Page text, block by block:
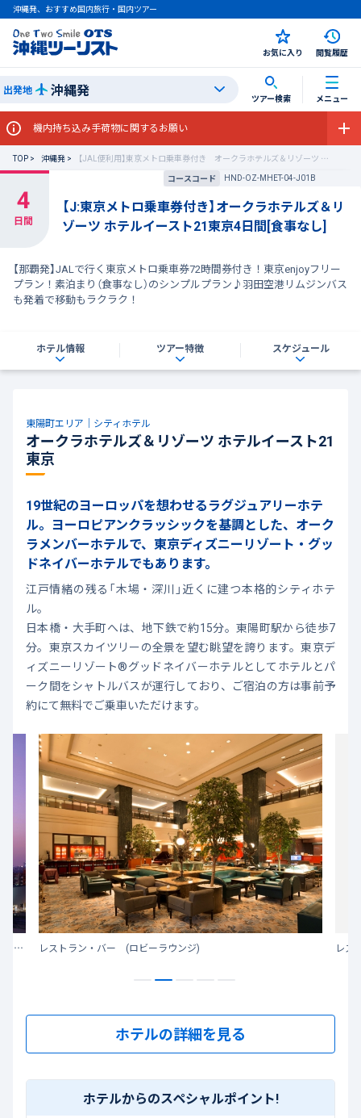
沖縄発、おすすめ国内旅行・国内ツアー
お気に入り 閲覧履歴
出発地 沖縄発 ツアー検索 メニュー
機内持ち込み手荷物に関するお願い
TOP 沖縄発
【JAL便利用】東京メトロ乗車券付き オークラホテルズ＆リゾーツ ホテルイースト21東京
コースコード
HND-OZ-MHET-04-J01B
【J:東京メトロ乗車券付き】オークラホテルズ＆リ
ゾーツ ホテルイースト21東京4日間[食事なし]
【那覇発】JALで行く東京メトロ乗車券72時間券付き！東京enjoyフリー
プラン！素泊まり（食事なし）のシンプルプラン♪羽田空港リムジンバス
も発着で移動もラクラク！
ホテル情報 ツアー特徴 スケジュール
東陽町エリア｜シティホテル
オークラホテルズ＆リゾーツ ホテルイースト21
東京
19世紀のヨーロッパを想わせるラグジュアリーホテ
ル。ヨーロピアンクラッシックを基調とした、オーク
ラメンバーホテルで、東京ディズニーリゾート・グッ
ドネイバーホテルでもあります。
江戸情緒の残る「木場・深川」近くに建つ本格的シティホテ
ル。
日本橋・大手町へは、地下鉄で約15分。東陽町駅から徒歩7
分。東京スカイツリーの全景を望む眺望を誇ります。東京デ
ィズニーリゾート®グッドネイバーホテルとしてホテルとパ
ーク間をシャトルバスが運行しており、ご宿泊の方は事前予
約にて無料でご乗車いただけます。
19世紀のヨーロッパを想わせるラグジュアリーホテル。ヨーロピアンクラッシックを基調とした、オークラメンバーホテルで、東京ディズニーリゾート・グッドネイバーホテルでもあります。 レストラン・バー (ロビーラウンジ) レス
ホテルの詳細を見る
ホテルからのスペシャルポイント!